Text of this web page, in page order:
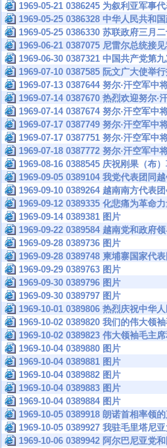
1969-05-21 0386245 为叙利亚军事
1969-05-25 0386328 中华人民共和
1969-05-25 0386330 苏联政府三月
1969-06-21 0387075 尼雷尔总统接
1969-06-30 0387321 中国共产党第
1969-07-10 0387585 阮文广大使举
1969-07-13 0387644 努尔·汗空军中
1969-07-14 0387670 热烈欢迎努尔·
1969-07-14 0387674 努尔·汗空军中
1969-07-17 0387749 努尔·汗空军中
1969-07-17 0387751 努尔·汗空军中
1969-07-18 0387772 努尔·汗空军中
1969-08-16 0388545 庆祝刚果（布
1969-09-05 0389104 我党代表团同
1969-09-10 0389264 越南南方代表
1969-09-12 0389335 化悲痛为革命
1969-09-14 0389381 图片
1969-09-22 0389584 越南党和政府
1969-09-28 0389736 图片
1969-09-28 0389748 柬埔寨国家代
1969-09-29 0389763 图片
1969-09-30 0389796 图片
1969-09-30 0389797 图片
1969-10-01 0389806 热烈庆祝中华
1969-10-02 0389820 我们的伟大领
1969-10-02 0389823 伟大领袖毛主
1969-10-04 0389880 图片
1969-10-04 0389881 图片
1969-10-04 0389882 图片
1969-10-04 0389883 图片
1969-10-04 0389884 图片
1969-10-05 0389918 朗诺首相率领
1969-10-05 0389927 我驻毛里塔尼
1969-10-06 0389942 阿尔巴尼亚党